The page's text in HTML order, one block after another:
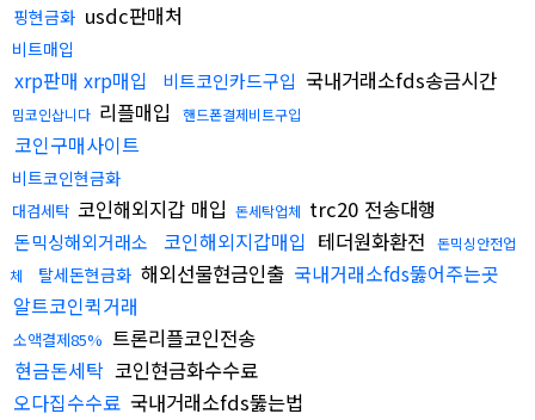
핑현금화 usdc판매처
비트매입
xrp판매 xrp매입 비트코인카드구입 국내거래소fds송금시간
밈코인삽니다 리플매입 핸드폰결제비트구입
코인구매사이트
비트코인현금화
대검세탁 코인해외지갑 매입 돈세탁업체 trc20 전송대행
돈믹싱해외거래소 코인해외지갑매입 테더원화환전
돈믹싱안전업
체
탈세돈현금화 해외선물현금인출 국내거래소fds뚫어주는곳
알트코인퀵거래
소액결제85% 트론리플코인전송
현금돈세탁 코인현금화수수료
오다집수수료 국내거래소fds뚫는법